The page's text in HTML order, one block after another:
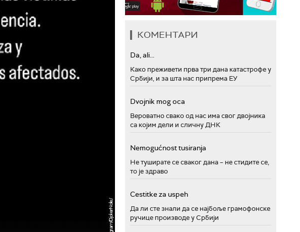
КОМЕНТАРИ
Da, ali...
Како преживети прва три дана катастрофе у
Србији, и за шта нас припрема ЕУ
Dvojnik mog oca
Вероватно свако од нас има свог двојника
са којим дели и сличну ДНК
Nemogućnost tusiranja
Не туширате се сваког дана – не стидите се,
то је здраво
Cestitke za uspeh
Да ли сте знали да се најбоље грамофонске
ручице производе у Србији